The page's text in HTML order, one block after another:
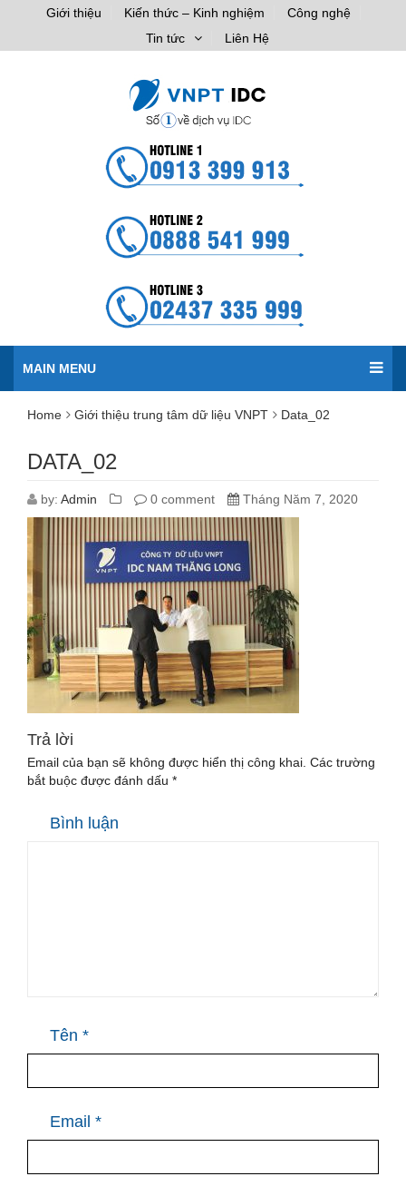
Giới thiệu Kiến thức – Kinh nghiệm
Công nghệ
Tin tức
Liên Hệ
MAIN MENU
Home Giới thiệu trung tâm dữ liệu VNPT Data_02
DATA_02
by: Admin 0 comment Tháng Năm 7, 2020
Trả lời
Email của bạn sẽ không được hiển thị công khai. Các trường
bắt buộc được đánh dấu *
Bình luận
Tên *
Email *